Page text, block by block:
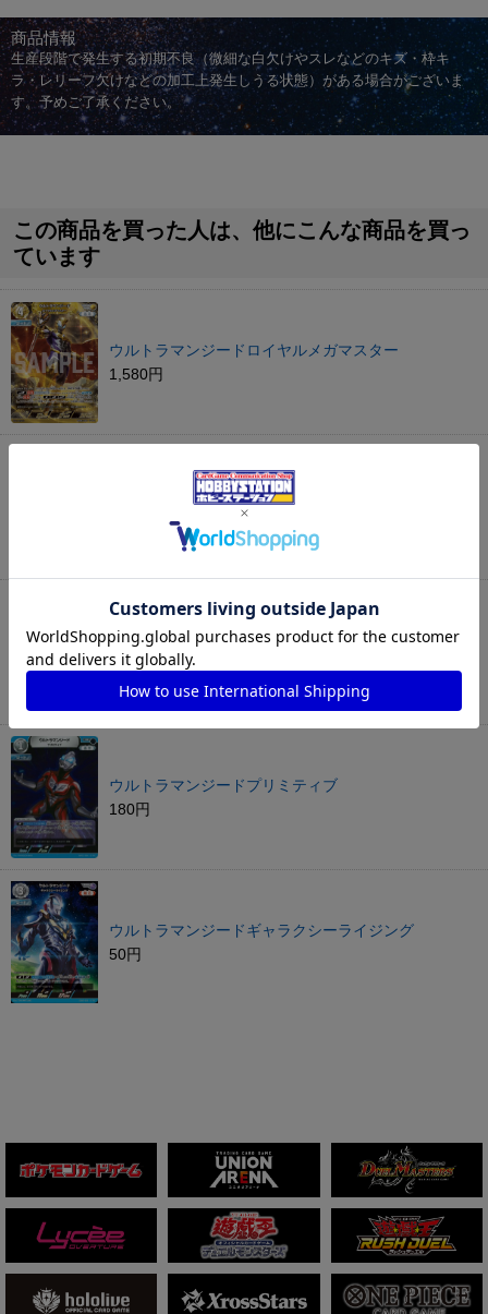
商品情報
生産段階で発生する初期不良（微細な白欠けやスレなどのキズ・枠キ
ラ・レリーフ欠けなどの加工上発生しうる状態）がある場合がございま
す。予めご了承ください。
この商品を買った人は、他にこんな商品を買っ
ています
ウルトラマンジードロイヤルメガマスター
1,580円
ウルトラマンジードマグニフィセント
ウルトラマンジードプリミティブ
50円
ウルトラマンジードプリミティブ
180円
ウルトラマンジードギャラクシーライジング
50円